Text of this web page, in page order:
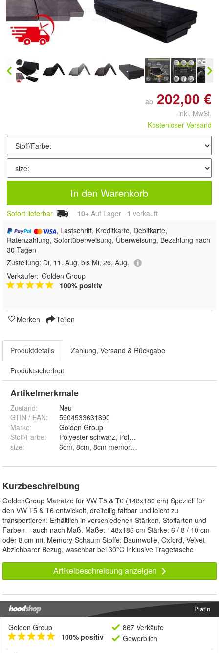
Doppelt antippen zum
vergrößern
ab 202,00 €
inkl. MwSt.
Kostenloser Versand
In den Warenkorb
Sofort lieferbar 10+ Auf Lager 1 verkauft
, Lastschrift, Kreditkarte, Debitkarte,
Ratenzahlung, Sofortüberweisung, Überweisung, Bezahlung nach
30 Tagen
Zustellung: Di, 11. Aug. bis Mi, 26. Aug.
Verkäufer: Golden Group
100% positiv
Merken Teilen
Produktdetails Zahlung, Versand & Rückgabe
Produktsicherheit
Artikelmerkmale
Zustand:
Neu
GTIN / EAN:
5904533631890
Marke:
Golden Group
Stoff/Farbe:
size:
Kurzbeschreibung
GoldenGroup Matratze für VW T5 & T6 (148x186 cm) Speziell für
den VW T5 & T6 entwickelt, dreiteilig faltbar und leicht zu
transportieren. Erhältlich in verschiedenen Stärken, Stoffarten und
Farben – auch nach Maß. Maße: 148x186 cm Stärke: 6 / 8 / 10 cm
oder 8 cm mit Memory-Schaum Stoffe: Baumwolle, Oxford, Velvet
Abziehbarer Bezug, waschbar bei 30°C Inklusive Tragetasche
Artikelbeschreibung anzeigen
Platin
Golden Group
100% positiv
867 Verkäufe
Gewerblich